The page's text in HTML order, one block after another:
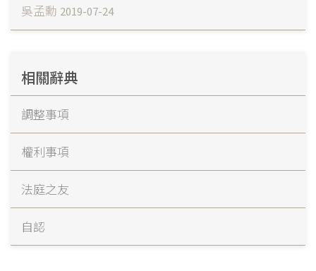
吳孟勳 2019-07-24
相關辭典
調整事項
權利事項
法庭之友
自認